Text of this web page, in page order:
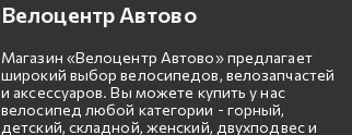
Велоцентр Автово
Магазин «Велоцентр Автово» предлагает
широкий выбор велосипедов, велозапчастей
и аксессуаров. Вы можете купить у нас
велосипед любой категории - горный,
детский, складной, женский, двухподвес и